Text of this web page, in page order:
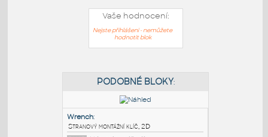
Vaše hodnocení:
Nejste přihlášeni - nemůžete
hodnotit blok